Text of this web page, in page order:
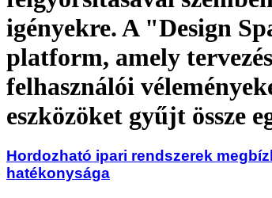
igényekre. A "Design
platform, amely
felhasználói
eszközöket gyűjt össze
Hordozható ipari rendszerek
hatékonysága